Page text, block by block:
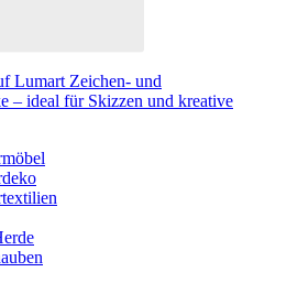
Lumart Zeichen- und
– ideal für Skizzen und kreative